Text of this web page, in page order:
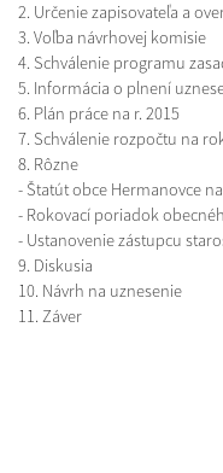
2. Určenie zapisovateľa a
3. Voľba návrhovej komisie
4. Schválenie programu
5. Informácia o plnení
6. Plán práce na r. 2015
7. Schválenie rozpočtu na
8. Rôzne
- Štatút obce Hermanovce
- Rokovací poriadok
- Ustanovenie zástupcu
9. Diskusia
10. Návrh na uznesenie
11. Záver
Ing.